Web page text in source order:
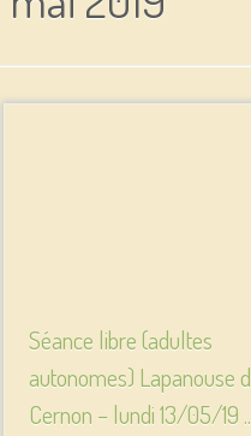
Séance libre (adultes
autonomes) Lapanouse
Cernon – lundi 13/05/19